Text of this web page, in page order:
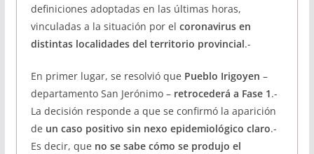
definiciones adoptadas en las últimas horas,
vinculadas a la situación por el coronavirus en
distintas localidades del territorio provincial.-
En primer lugar, se resolvió que Pueblo Irigoyen –
departamento San Jerónimo – retrocederá a Fase 1.-
La decisión responde a que se confirmó la aparición
de un caso positivo sin nexo epidemiológico claro.-
Es decir, que no se sabe cómo se produjo el